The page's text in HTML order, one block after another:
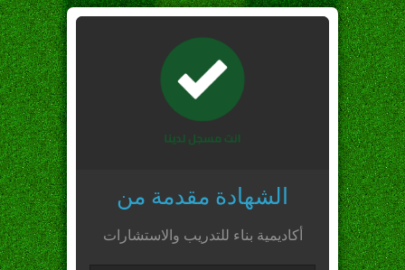
الشهادة مقدمة من
أكاديمية بناء للتدريب والاستشارات